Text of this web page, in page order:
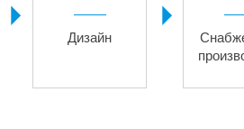

Дизайн
